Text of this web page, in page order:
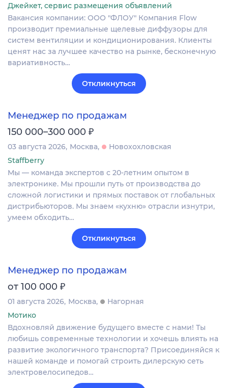
Джейкет, сервис размещения объявлений
Вакансия компании: ООО "ФЛОУ" Компания Flow
производит премиальные щелевые диффузоры для
систем вентиляции и кондиционирования. Клиенты
ценят нас за лучшее качество на рынке, бесконечную
вариативность…
Откликнуться
Менеджер по продажам
150 000–300 000 ₽
03 августа 2026 Москва
Новохохловская
Staffberry
Мы — команда экспертов с 20-летним опытом в
электронике. Мы прошли путь от производства до
сложной логистики и прямых поставок от глобальных
дистрибьюторов. Мы знаем «кухню» отрасли изнутри,
умеем обходить…
Откликнуться
Менеджер по продажам
от 100 000 ₽
01 августа 2026 Москва
Нагорная
Мотико
Вдохновляй движение будущего вместе с нами! Ты
любишь современные технологии и хочешь влиять на
развитие экологичного транспорта? Присоединяйся к
нашей команде и помогай строить дилерскую сеть
электровелосипедов…